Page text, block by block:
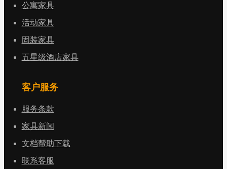
公寓家具
活动家具
固装家具
五星级酒店家具
客户服务
服务条款
家具新闻
文档帮助下载
联系客服